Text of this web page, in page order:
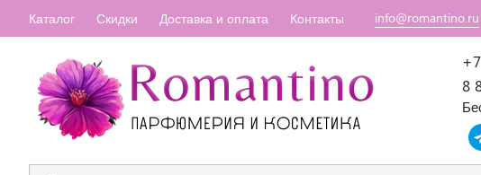
Каталог Скидки Доставка и оплата Контакты info@romantino.ru
8